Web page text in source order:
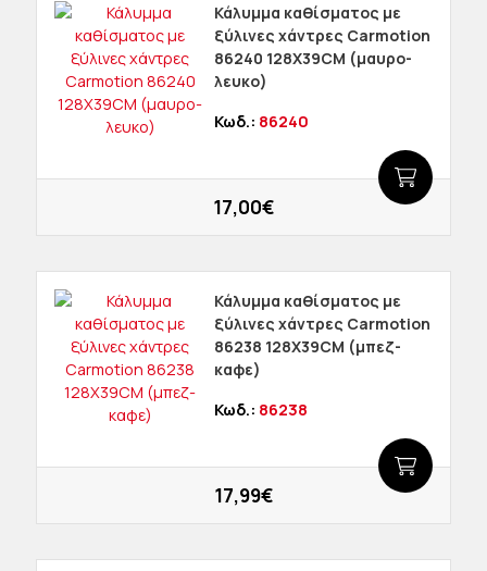
Κάλυμμα καθίσματος με
ξύλινες χάντρες Carmotion
86240 128X39CM (μαυρο-
λευκο)
Κωδ.: 86240
17,00€
Κάλυμμα καθίσματος με
ξύλινες χάντρες Carmotion
86238 128X39CM (μπεζ-
καφε)
Κωδ.: 86238
17,99€